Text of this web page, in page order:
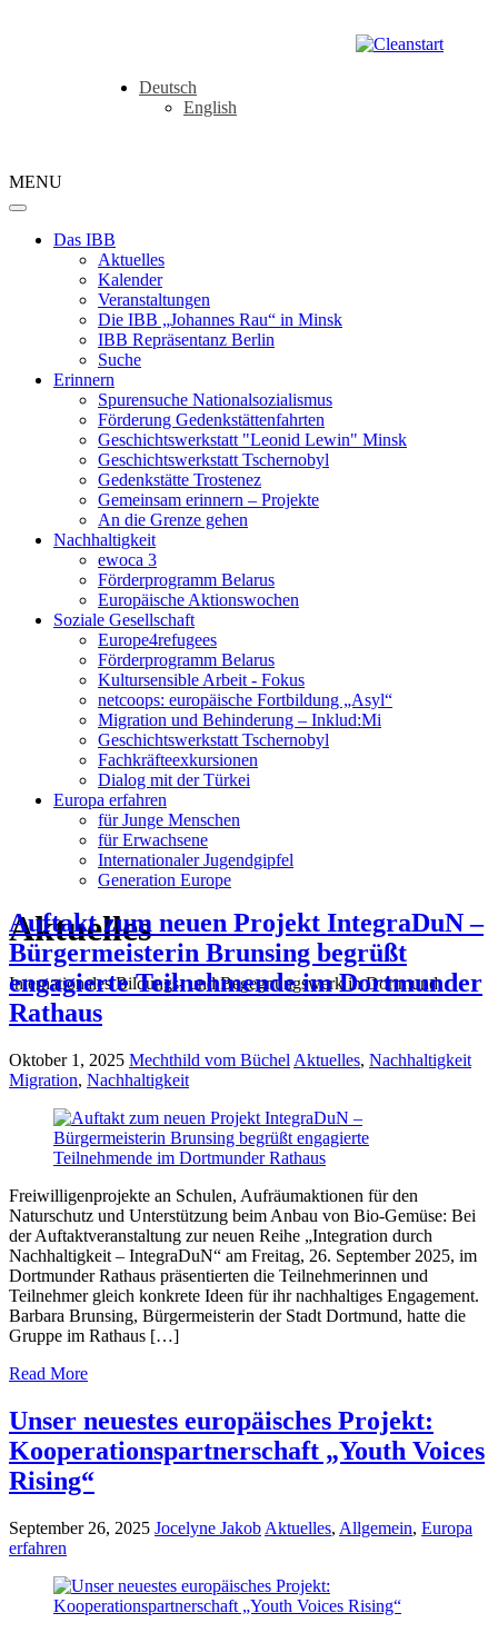
Deutsch
English
MENU
Das IBB
Aktuelles
Kalender
Veranstaltungen
Die IBB „Johannes Rau“ in Minsk
IBB Repräsentanz Berlin
Suche
Erinnern
Spurensuche Nationalsozialismus
Förderung Gedenkstättenfahrten
Geschichtswerkstatt "Leonid Lewin" Minsk
Geschichtswerkstatt Tschernobyl
Gedenkstätte Trostenez
Gemeinsam erinnern – Projekte
An die Grenze gehen
Nachhaltigkeit
ewoca 3
Förderprogramm Belarus
Europäische Aktionswochen
Soziale Gesellschaft
Europe4refugees
Förderprogramm Belarus
Kultursensible Arbeit - Fokus
netcoops: europäische Fortbildung „Asyl“
Migration und Behinderung – Inklud:Mi
Geschichtswerkstatt Tschernobyl
Fachkräfteexkursionen
Dialog mit der Türkei
Europa erfahren
für Junge Menschen
für Erwachsene
Internationaler Jugendgipfel
Generation Europe
Aktuelles
Internationales Bildungs- und Begegnungswerk in Dortmund
Auftakt zum neuen Projekt IntegraDuN –
Bürgermeisterin Brunsing begrüßt
engagierte Teilnehmende im Dortmunder
Rathaus
Oktober 1, 2025 Mechthild vom Büchel Aktuelles, Nachhaltigkeit
Migration, Nachhaltigkeit
Freiwilligenprojekte an Schulen, Aufräumaktionen für den
Naturschutz und Unterstützung beim Anbau von Bio-Gemüse: Bei
der Auftaktveranstaltung zur neuen Reihe „Integration durch
Nachhaltigkeit – IntegraDuN“ am Freitag, 26. September 2025, im
Dortmunder Rathaus präsentierten die Teilnehmerinnen und
Teilnehmer gleich konkrete Ideen für ihr nachhaltiges Engagement.
Barbara Brunsing, Bürgermeisterin der Stadt Dortmund, hatte die
Gruppe im Rathaus […]
Read More
Unser neuestes europäisches Projekt:
Kooperationspartnerschaft „Youth Voices
Rising“
September 26, 2025 Jocelyne Jakob Aktuelles, Allgemein, Europa
erfahren